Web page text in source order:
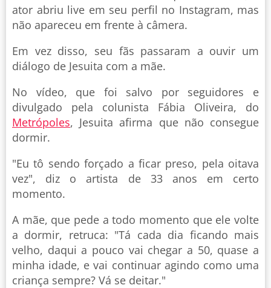
ator abriu live em seu perfil no Instagram, mas
não apareceu em frente à câmera.
Em vez disso, seu fãs passaram a ouvir um
diálogo de Jesuita com a mãe.
No vídeo, que foi salvo por seguidores e
divulgado pela colunista Fábia Oliveira, do
Metrópoles, Jesuita afirma que não consegue
dormir.
"Eu tô sendo forçado a ficar preso, pela oitava
vez", diz o artista de 33 anos em certo
momento.
A mãe, que pede a todo momento que ele volte
a dormir, retruca: "Tá cada dia ficando mais
velho, daqui a pouco vai chegar a 50, quase a
minha idade, e vai continuar agindo como uma
criança sempre? Vá se deitar."